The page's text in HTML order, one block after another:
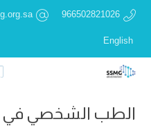
966502821026
English
الطب الشخصي في